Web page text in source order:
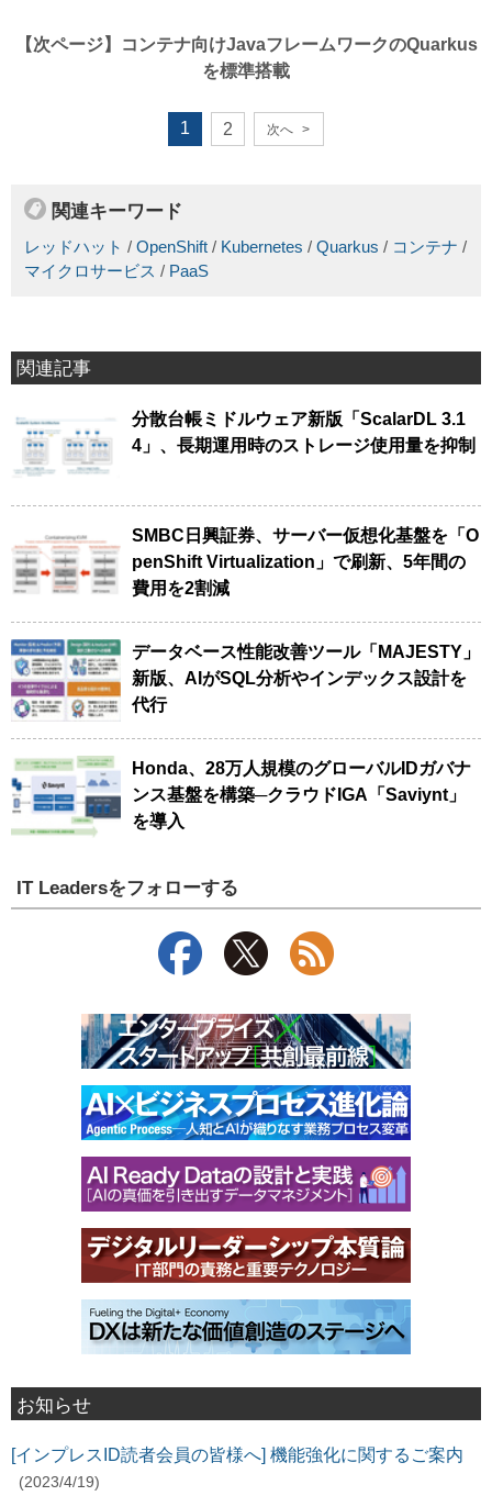
【次ページ】
コンテナ向けJavaフレームワークのQuarkus
を標準搭載
1 2 次へ >
関連キーワード
レッドハット / OpenShift / Kubernetes / Quarkus / コンテナ /
マイクロサービス / PaaS
関連記事
分散台帳ミドルウェア新版「ScalarDL 3.1
4」、長期運用時のストレージ使用量を抑制
SMBC日興証券、サーバー仮想化基盤を「O
penShift Virtualization」で刷新、5年間の
費用を2割減
データベース性能改善ツール「MAJESTY」
新版、AIがSQL分析やインデックス設計を
代行
Honda、28万人規模のグローバルIDガバナ
ンス基盤を構築─クラウドIGA「Saviynt」
を導入
IT Leadersをフォローする
お知らせ
[インプレスID読者会員の皆様へ] 機能強化に関するご案内
(2023/4/19)